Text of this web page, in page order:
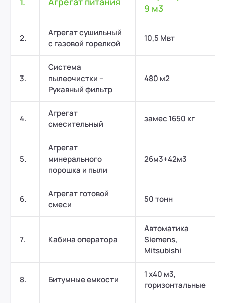
9 м3
2.
Агрегат сушильный
с газовой горелкой
10,5 Мвт
3.
Система
пылеочистки –
Рукавный фильтр
480 м2
4.
Агрегат
смесительный
замес 1650 кг
5.
Агрегат
минерального
порошка и пыли
26м3+42м3
6.
Агрегат готовой
смеси
50 тонн
7. Кабина оператора
Автоматика
Siemens,
Mitsubishi
8. Битумные емкости
1 x40 м3,
горизонтальные